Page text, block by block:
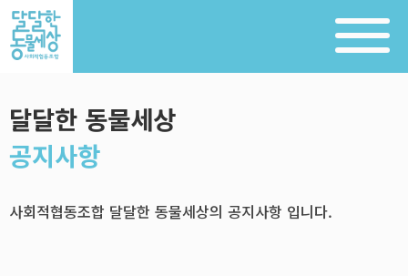
달달한 동물세상
공지사항
사회적협동조합 달달한 동물세상의 공지사항 입니다.